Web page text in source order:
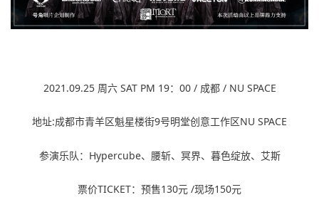
2021.09.25 周六 SAT PM 19：00 / 成都 / NU SPACE
地址:成都市青羊区魁星楼街9号明堂创意工作区NU SPACE
参演乐队：Hypercube、腰斩、冥界、暮色绽放、艾斯
票价TICKET：预售130元 /现场150元